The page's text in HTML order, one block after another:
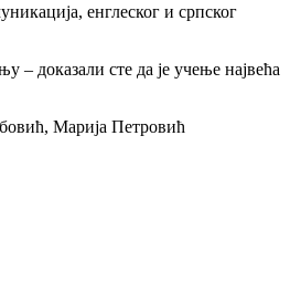
енглеског и српског
– доказали сте да је учење највећа
Марија Петровић